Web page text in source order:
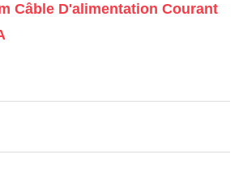
Câble D'alimentation Courant